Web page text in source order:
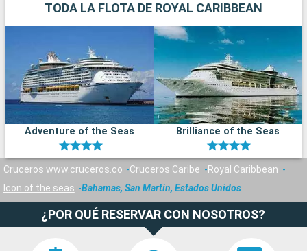
TODA LA FLOTA DE ROYAL CARIBBEAN
Adventure of the Seas Brilliance of the Seas
Cruceros www.cruceros.co Cruceros Caribe
Royal Caribbean
Icon of the seas
Bahamas, San Martín, Estados Unidos
¿POR QUÉ RESERVAR CON NOSOTROS?